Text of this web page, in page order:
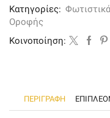
μέταλλο
και
ακρυλικό
ποσότητα
Κατηγορίες:
Οροφής
Kοινοποίηση:
ΠΕΡΙΓΡΑΦΉ